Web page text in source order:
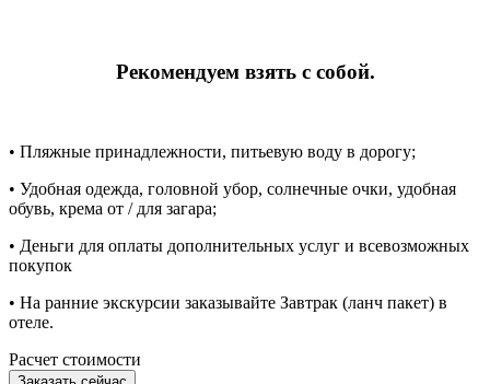
Рекомендуем взять с собой.
• Пляжные принадлежности, питьевую воду в дорогу;
• Удобная одежда, головной убор, солнечные очки, удобная
обувь, крема от / для загара;
• Деньги для оплаты дополнительных услуг и всевозможных
покупок
• На ранние экскурсии заказывайте Завтрак (ланч пакет) в
отеле.
Расчет стоимости